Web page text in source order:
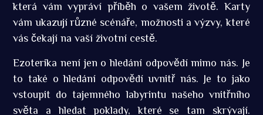
která vám vypráví příběh o vašem životě. Karty
vám ukazují různé scénáře, možnosti a výzvy, které
vás čekají na vaší životní cestě.
Ezoterika není jen o hledání odpovědí mimo nás. Je
to také o hledání odpovědí uvnitř nás. Je to jako
vstoupit do tajemného labyrintu našeho vnitřního
světa a hledat poklady, které se tam skrývají.